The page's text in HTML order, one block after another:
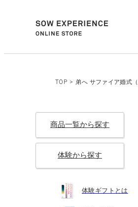
TOP > 弟へ サファイア婚式
商品一覧から探す
体験から探す
体験ギフトとは